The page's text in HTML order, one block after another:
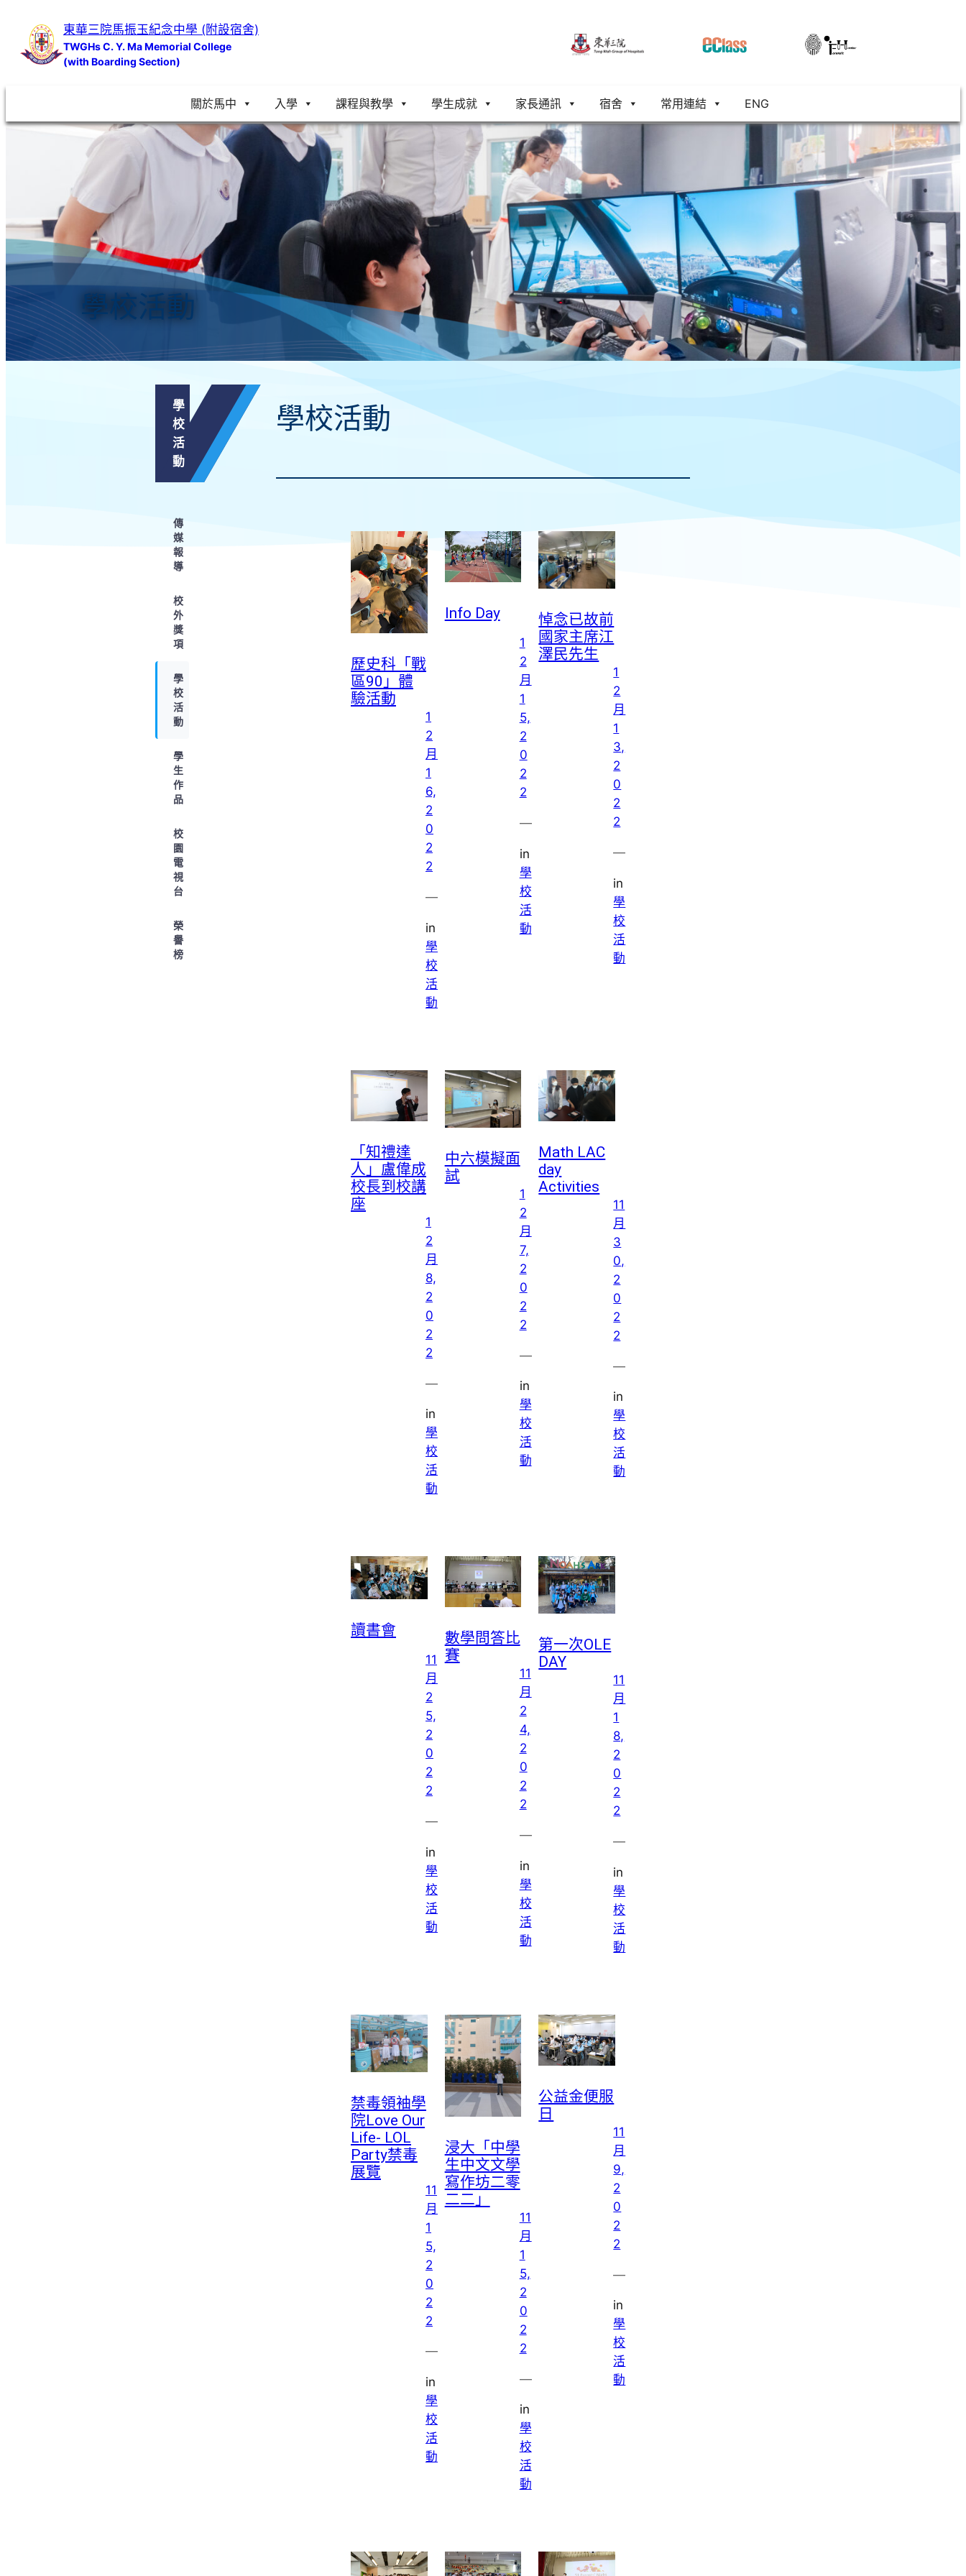
內
東華三院馬振玉紀念中學 (附設宿舍)
TWGHs C. Y. Ma Memorial College
(with Boarding Section)
關於馬中 入學 課程與教學 學生成就 家長通訊 宿舍 常用連結 ENG
學校活動
學
校
活
動
傳
媒
報
導
校
外
獎
項
學
校
活
動
學
生
作
品
校
園
電
視
台
榮
譽
榜
學校活動
歷史科「戰
區90」體
驗活動
1
2
月
1
6,
2
0
2
2
—
in
學
校
活
動
Info Day
1
2
月
1
5,
2
0
2
2
—
in
學
校
活
動
悼念已故前
國家主席江
澤民先生
1
2
月
1
3,
2
0
2
2
—
in
學
校
活
動
「知禮達
人」盧偉成
校長到校講
座
1
2
月
8,
2
0
2
2
—
in
學
校
活
動
中六模擬面
試
1
2
月
7,
2
0
2
2
—
in
學
校
活
動
Math LAC
day
Activities
11
月
3
0,
2
0
2
2
—
in
學
校
活
動
讀書會
11
月
2
5,
2
0
2
2
—
in
學
校
活
動
數學問答比
賽
11
月
2
4,
2
0
2
2
—
in
學
校
活
動
第一次OLE
DAY
11
月
1
8,
2
0
2
2
—
in
學
校
活
動
禁毒領袖學
院Love Our
Life- LOL
Party禁毒
展覽
11
月
1
5,
2
0
2
2
—
in
學
校
活
動
浸大「中學
生中文文學
寫作坊二零
二二」
11
月
1
5,
2
0
2
2
—
in
學
校
活
動
公益金便服
日
11
月
9,
2
0
2
2
—
in
學
校
活
動